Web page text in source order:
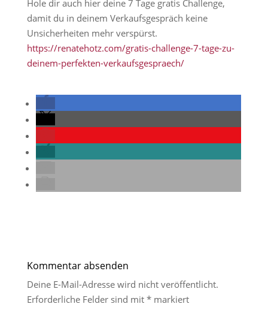
Hole dir auch hier deine 7 Tage gratis Challenge,
damit du in deinem Verkaufsgespräch keine
Unsicherheiten mehr verspürst.
https://renatehotz.com/gratis-challenge-7-tage-zu-
deinem-perfekten-verkaufsgespraech/
Kommentar absenden
Deine E-Mail-Adresse wird nicht veröffentlicht.
Erforderliche Felder sind mit *markiert